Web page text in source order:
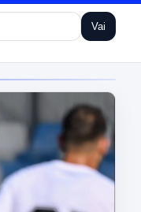
Vai